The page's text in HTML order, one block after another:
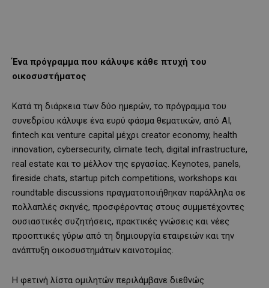
Ένα πρόγραμμα που κάλυψε κάθε πτυχή του
οικοσυστήματος
Κατά τη διάρκεια των δύο ημερών, το πρόγραμμα του
συνεδρίου κάλυψε ένα ευρύ φάσμα θεματικών, από AI,
fintech και venture capital μέχρι creator economy, health
innovation, cybersecurity, climate tech, digital infrastructure,
real estate και το μέλλον της εργασίας. Keynotes, panels,
fireside chats, startup pitch competitions, workshops και
roundtable discussions πραγματοποιήθηκαν παράλληλα σε
πολλαπλές σκηνές, προσφέροντας στους συμμετέχοντες
ουσιαστικές συζητήσεις, πρακτικές γνώσεις και νέες
προοπτικές γύρω από τη δημιουργία εταιρειών και την
ανάπτυξη οικοσυστημάτων καινοτομίας.
Η φετινή λίστα ομιλητών περιλάμβανε διεθνώς